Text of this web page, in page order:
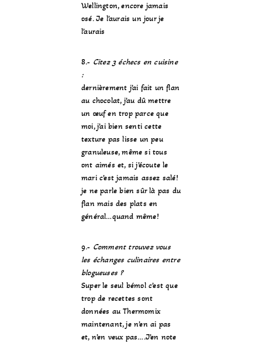
Wellington, encore jamais
osé. Je l’aurais un jour je
l’aurais
8.- Citez 3 échecs en cuisine
:
dernièrement j’ai fait un flan
au chocolat, j’au dû mettre
un œuf en trop parce que
moi, j’ai bien senti cette
texture pas lisse un peu
granuleuse, même si tous
ont aimés et, si j’écoute le
mari c’est jamais assez salé!
je ne parle bien sûr là pas du
flan mais des plats en
général…quand même!
9.- Comment trouvez vous
les échanges culinaires entre
blogueuses ?
Super le seul bémol c’est que
trop de recettes sont
données au Thermomix
maintenant, je n’en ai pas
et, n’en veux pas….J’en note